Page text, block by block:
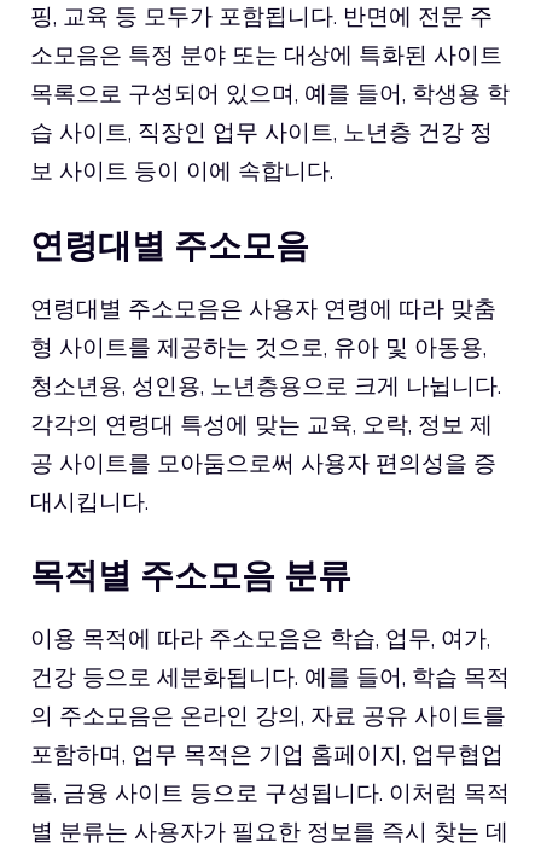
핑, 교육 등 모두가 포함됩니다. 반면에 전문 주
소모음은 특정 분야 또는 대상에 특화된 사이트
목록으로 구성되어 있으며, 예를 들어, 학생용 학
습 사이트, 직장인 업무 사이트, 노년층 건강 정
보 사이트 등이 이에 속합니다.
연령대별 주소모음
연령대별 주소모음은 사용자 연령에 따라 맞춤
형 사이트를 제공하는 것으로, 유아 및 아동용,
청소년용, 성인용, 노년층용으로 크게 나뉩니다.
각각의 연령대 특성에 맞는 교육, 오락, 정보 제
공 사이트를 모아둠으로써 사용자 편의성을 증
대시킵니다.
목적별 주소모음 분류
이용 목적에 따라 주소모음은 학습, 업무, 여가,
건강 등으로 세분화됩니다. 예를 들어, 학습 목적
의 주소모음은 온라인 강의, 자료 공유 사이트를
포함하며, 업무 목적은 기업 홈페이지, 업무협업
툴, 금융 사이트 등으로 구성됩니다. 이처럼 목적
별 분류는 사용자가 필요한 정보를 즉시 찾는 데